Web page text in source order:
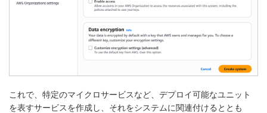
これで、特定のマイクロサービスなど、デプロイ可能なユニット
を表すサービスを作成し、それをシステムに関連付けるととも